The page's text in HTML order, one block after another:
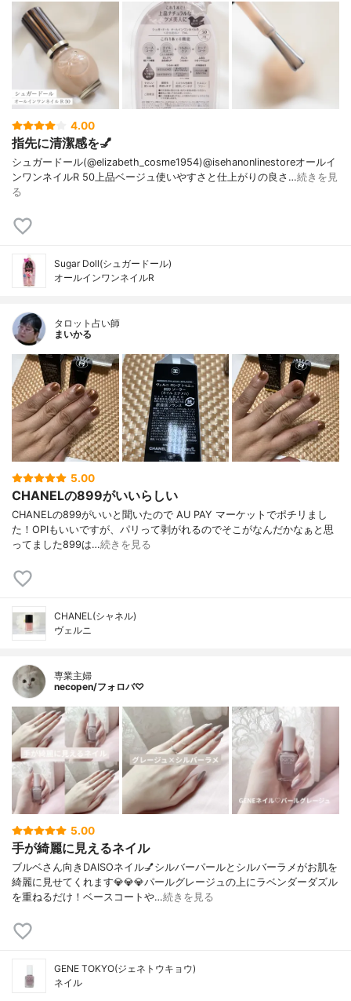
4.00
指先に清潔感を💅
シュガードール(@elizabeth_cosme1954)@isehanonlinestoreオールイ
ンワンネイルR 50上品ベージュ使いやすさと仕上がりの良さ…続きを見
る
Sugar Doll(シュガードール)
オールインワンネイルR
タロット占い師
まいかる
5.00
CHANELの899がいいらしい
CHANELの899がいいと聞いたので AU PAY マーケットでポチリまし
た！OPIもいいですが、パリって剥がれるのでそこがなんだかなぁと思
ってました899は…続きを見る
CHANEL(シャネル)
ヴェルニ
専業主婦
necopen/フォロバ♡
5.00
手が綺麗に見えるネイル
ブルベさん向きDAISOネイル💅シルバーパールとシルバーラメがお肌を
綺麗に見せてくれます💎💎💎パールグレージュの上にラベンダーダズル
を重ねるだけ！ベースコートや…続きを見る
GENE TOKYO(ジェネトウキョウ)
ネイル